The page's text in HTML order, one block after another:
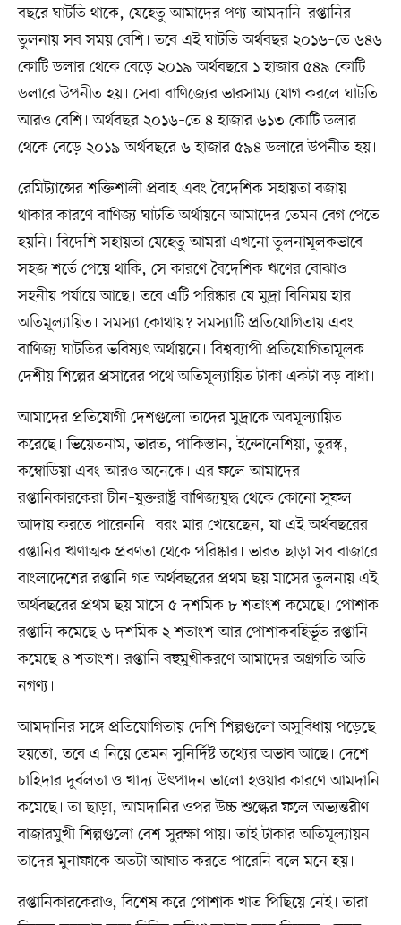
বছরে ঘাটতি থাকে, যেহেতু আমাদের পণ্য আমদানি–রপ্তানির
তুলনায় সব সময় বেশি। তবে এই ঘাটতি অর্থবছর ২০১৬–তে ৬৪৬
কোটি ডলার থেকে বেড়ে ২০১৯ অর্থবছরে ১ হাজার ৫৪৯ কোটি
ডলারে উপনীত হয়। সেবা বাণিজ্যের ভারসাম্য যোগ করলে ঘাটতি
আরও বেশি। অর্থবছর ২০১৬–তে ৪ হাজার ৬১৩ কোটি ডলার
থেকে বেড়ে ২০১৯ অর্থবছরে ৬ হাজার ৫৯৪ ডলারে উপনীত হয়।
রেমিট্যান্সের শক্তিশালী প্রবাহ এবং বৈদেশিক সহায়তা বজায়
থাকার কারণে বাণিজ্য ঘাটতি অর্থায়নে আমাদের তেমন বেগ পেতে
হয়নি। বিদেশি সহায়তা যেহেতু আমরা এখনো তুলনামূলকভাবে
সহজ শর্তে পেয়ে থাকি, সে কারণে বৈদেশিক ঋণের বোঝাও
সহনীয় পর্যায়ে আছে। তবে এটি পরিষ্কার যে মুদ্রা বিনিময় হার
অতিমূল্যায়িত। সমস্যা কোথায়? সমস্যাটি প্রতিযোগিতায় এবং
বাণিজ্য ঘাটতির ভবিষ্যৎ অর্থায়নে। বিশ্বব্যাপী প্রতিযোগিতামূলক
দেশীয় শিল্পের প্রসারের পথে অতিমূল্যায়িত টাকা একটা বড় বাধা।
আমাদের প্রতিযোগী দেশগুলো তাদের মুদ্রাকে অবমূল্যায়িত
করেছে। ভিয়েতনাম, ভারত, পাকিস্তান, ইন্দোনেশিয়া, তুরস্ক,
কম্বোডিয়া এবং আরও অনেকে। এর ফলে আমাদের
রপ্তানিকারকেরা চীন–যুক্তরাষ্ট্র বাণিজ্যযুদ্ধ থেকে কোনো সুফল
আদায় করতে পারেননি। বরং মার খেয়েছেন, যা এই অর্থবছরের
রপ্তানির ঋণাত্মক প্রবণতা থেকে পরিষ্কার। ভারত ছাড়া সব বাজারে
বাংলাদেশের রপ্তানি গত অর্থবছরের প্রথম ছয় মাসের তুলনায় এই
অর্থবছরের প্রথম ছয় মাসে ৫ দশমিক ৮ শতাংশ কমেছে। পোশাক
রপ্তানি কমেছে ৬ দশমিক ২ শতাংশ আর পোশাকবহির্ভূত রপ্তানি
কমেছে ৪ শতাংশ। রপ্তানি বহুমুখীকরণে আমাদের অগ্রগতি অতি
নগণ্য।
আমদানির সঙ্গে প্রতিযোগিতায় দেশি শিল্পগুলো অসুবিধায় পড়েছে
হয়তো, তবে এ নিয়ে তেমন সুনির্দিষ্ট তথ্যের অভাব আছে। দেশে
চাহিদার দুর্বলতা ও খাদ্য উৎপাদন ভালো হওয়ার কারণে আমদানি
কমেছে। তা ছাড়া, আমদানির ওপর উচ্চ শুল্কের ফলে অভ্যন্তরীণ
বাজারমুখী শিল্পগুলো বেশ সুরক্ষা পায়। তাই টাকার অতিমূল্যায়ন
তাদের মুনাফাকে অতটা আঘাত করতে পারেনি বলে মনে হয়।
রপ্তানিকারকেরাও, বিশেষ করে পোশাক খাত পিছিয়ে নেই। তারা